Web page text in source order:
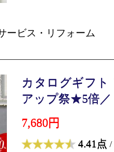
ービス・リフォーム
カタログギフト
アップ祭★5倍／
7,680円
4.41点 /